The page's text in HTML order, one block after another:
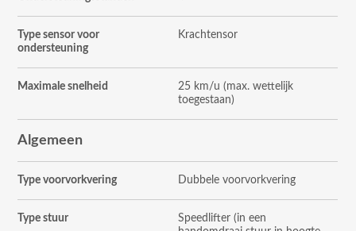
Type sensor voor
ondersteuning
Krachtensor
Maximale snelheid
25 km/u (max. wettelijk
toegestaan)
Algemeen
Type voorvorkvering Dubbele voorvorkvering
Type stuur
Speedlifter (in een